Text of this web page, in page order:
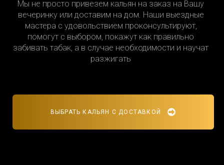
Мы не просто привезем кальян на заказ на Вашу
вечеринку или доставим на дом. Наши выездные
мастера с удовольствием проконсультируют,
помогут с выбором, покажут как правильно
забивать табак, а в случае необходимости и научат
разжигать
ВЫБРАТЬ КАЛЬЯН С ДОСТАВКОЙ